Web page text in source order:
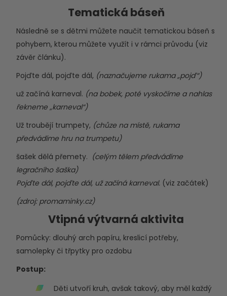
Tematická báseň
Následně se s dětmi můžete naučit tematickou báseň s
pohybem, kterou můžete využít i v rámci průvodu (viz
závěr článku).
Pojďte dál, pojďte dál, (naznačujeme rukama „pojď“)
už začíná karneval. (na bobek, poté vyskočíme a nahlas
řekneme „karneval“)
Už troubějí trumpety, (chůze na místě, rukama
předvádíme hru na trumpetu)
šašek dělá přemety. (celým tělem předvádíme
legračního šaška)
Pojďte dál, pojďte dál, už začíná karneval. (viz začátek)
(zdroj: promaminky.cz)
Vtipná výtvarná aktivita
Pomůcky: dlouhý arch papíru, kreslicí potřeby,
samolepky či třpytky pro ozdobu
Postup:
Děti utvoří kruh, avšak takový, aby měl každý